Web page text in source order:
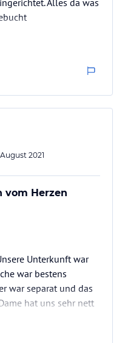
jeweiligen Veranstalters.
2021
vom Herzen
Unterkunft war
war bestens
war separat und das
hat uns sehr nett